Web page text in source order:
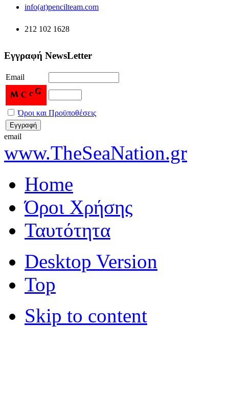
info(at)pencilteam.com
212 102 1628
Εγγραφή NewsLetter
Email
Όροι και Προϋποθέσεις
email
www.TheSeaNation.gr
Home
Όροι Χρήσης
Ταυτότητα
Desktop Version
Top
Skip to content